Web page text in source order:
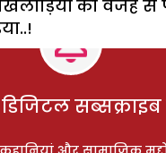
की वजह से
डिजिटल